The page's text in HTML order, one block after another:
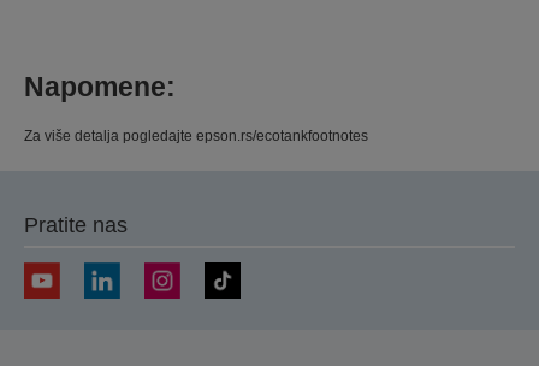
Napomene:
Za više detalja pogledajte epson.rs/ecotankfootnotes
Pratite nas